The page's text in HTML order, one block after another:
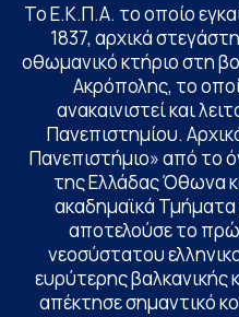
Το Ε.Κ.Π.Α. το οποίο
1837, αρχικά
οθωμανικό κτήριο στη
Ακρόπολης, το
ανακαινιστεί και
Πανεπιστημίου.
Πανεπιστήμιο» από το
της Ελλάδας Όθωνα
ακαδημαϊκά
αποτελούσε το
νεοσύστατου
ευρύτερης βαλκανικής
απέκτησε σημαντικό